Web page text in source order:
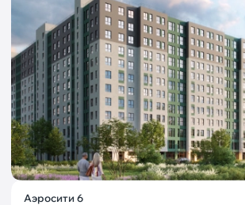
Аэросити 6